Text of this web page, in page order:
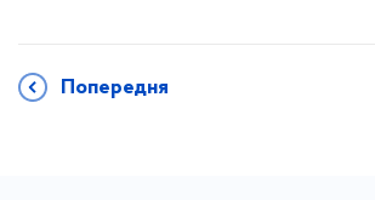
Попередня